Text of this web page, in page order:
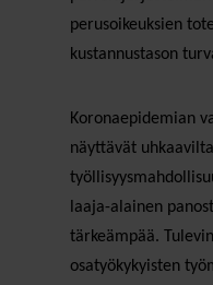
perusoikeuksien
kustannustason
Koronaepidemian
näyttävät
laaja-alainen
tärkeämpää.
osatyökykyisten